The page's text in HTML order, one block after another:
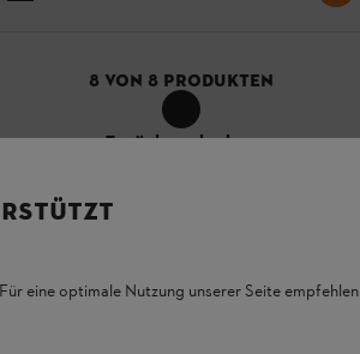
8 VON 8 PRODUKTEN
Zurück nach oben
eine optimale Nutzung unserer Seite empfehlen